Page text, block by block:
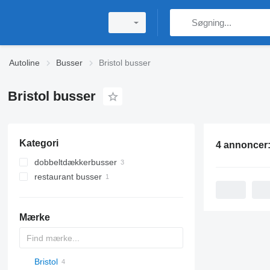
Autoline Busser Bristol busser
Bristol busser
Kategori
dobbeltdækkerbusser
restaurant busser
Mærke
D-093
A10
Probus
Maestro
Aura
Futura
Bristol
4 annoncer: